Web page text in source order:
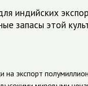
индийских
запасы этой
на экспорт